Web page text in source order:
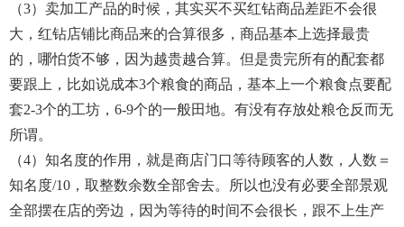
（3）卖加工产品的时候，其实买不买红钻商品差距不会很
大，红钻店铺比商品来的合算很多，商品基本上选择最贵
的，哪怕货不够，因为越贵越合算。但是贵完所有的配套都
要跟上，比如说成本3个粮食的商品，基本上一个粮食点要配
套2-3个的工坊，6-9个的一般田地。有没有存放处粮仓反而无
所谓。
（4）知名度的作用，就是商店门口等待顾客的人数，人数＝
知名度/10，取整数余数全部舍去。所以也没有必要全部景观
全部摆在店的旁边，因为等待的时间不会很长，跟不上生产